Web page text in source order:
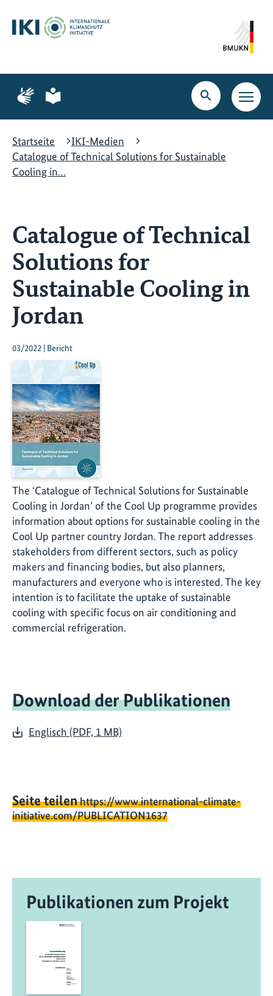
Hauptinhalt
springen
Suche
springen
Hauptnavigation
springen
Zur
Seite
Gebärdensprache
Zur
Seite
leichte
Suche
öffnen
Startseite
IKI-Medien
Catalogue of Technical Solutions for Sustainable
Cooling in…
Catalogue of Technical
Solutions for
Sustainable Cooling in
Jordan
03/2022 | Bericht
The ‘Catalogue of Technical Solutions for Sustainable
Cooling in Jordan’ of the Cool Up programme provides
information about options for sustainable cooling in the
Cool Up partner country Jordan. The report addresses
stakeholders from different sectors, such as policy
makers and financing bodies, but also planners,
manufacturers and everyone who is interested. The key
intention is to facilitate the uptake of sustainable
cooling with specific focus on air conditioning and
commercial refrigeration.
Download der Publikationen
Englisch (PDF, 1 MB)
Seite teilenhttps://www.international-climate-
initiative.com/PUBLICATION1637
Publikationen zum Projekt